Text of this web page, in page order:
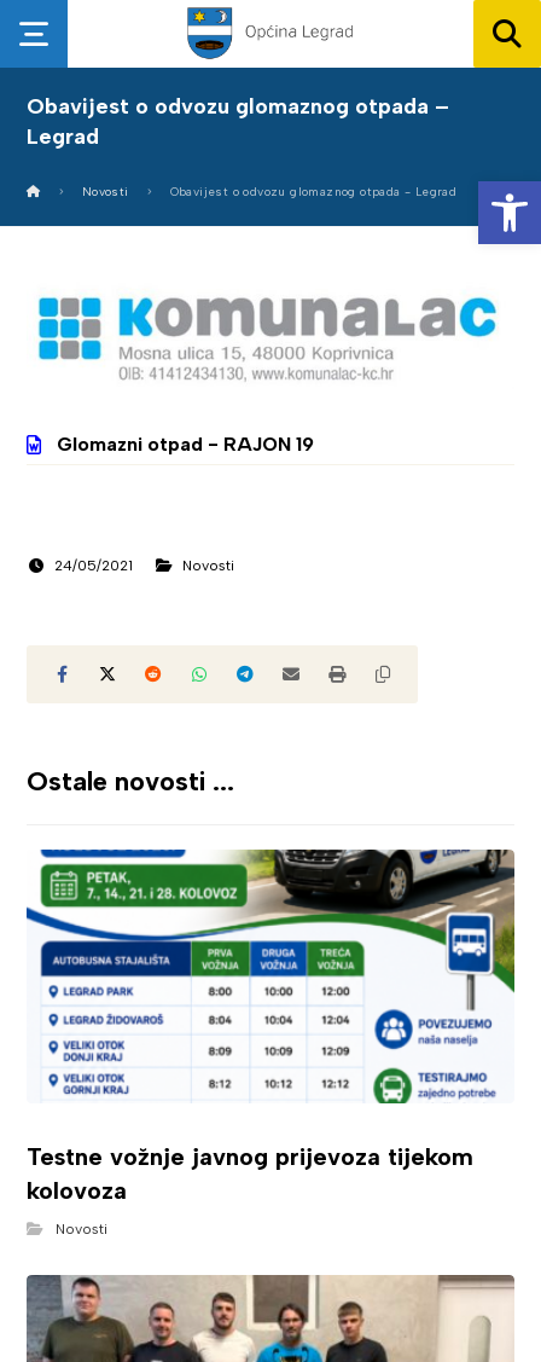
Obavijest o odvozu glomaznog otpada –
Legrad
Novosti Obavijest o odvozu glomaznog otpada - Legrad
Glomazni otpad - RAJON 19
24/05/2021 Novosti
Ostale novosti ...
Testne vožnje javnog prijevoza tijekom
kolovoza
Novosti